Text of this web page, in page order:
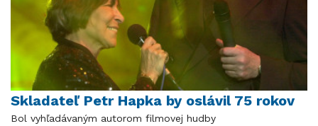
Skladateľ Petr Hapka by oslávil 75 rokov
Bol vyhľadávaným autorom filmovej hudby